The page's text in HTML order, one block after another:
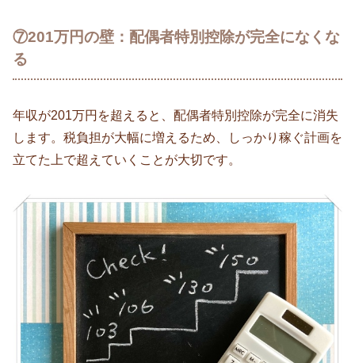
⑦201万円の壁：配偶者特別控除が完全になくな
る
年収が201万円を超えると、配偶者特別控除が完全に消失
します。税負担が大幅に増えるため、しっかり稼ぐ計画を
立てた上で超えていくことが大切です。